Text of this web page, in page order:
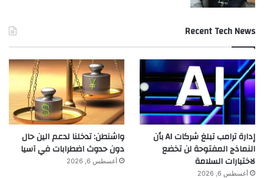
Recent Tech News
إدارة ترامب تبلغ شركات AI بأن
النماذج المفتوحة لن تخضع
لاختبارات السلامة
أغسطس 6, 2026
واشنطن: تدخلنا لدعم الين حال
دون حدوث اضطرابات في آسيا
أغسطس 6, 2026